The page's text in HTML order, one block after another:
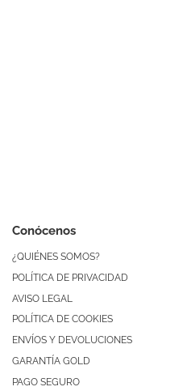
Conócenos
¿QUIÉNES SOMOS?
POLÍTICA DE PRIVACIDAD
AVISO LEGAL
POLÍTICA DE COOKIES
ENVÍOS Y DEVOLUCIONES
GARANTÍA GOLD
PAGO SEGURO